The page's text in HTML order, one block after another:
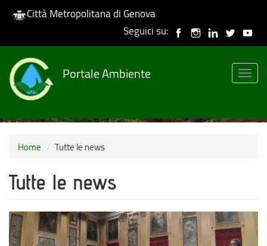
Skip
main
content
Città Metropolitana di Genova
Seguici su:
Portale Ambiente
Home Tutte le news
Tutte le news